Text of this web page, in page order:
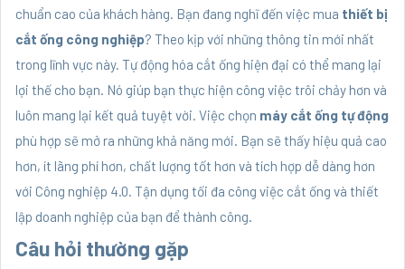
chuẩn cao của khách hàng. Bạn đang nghĩ đến việc mua thiết bị
cắt ống công nghiệp? Theo kịp với những thông tin mới nhất
trong lĩnh vực này. Tự động hóa cắt ống hiện đại có thể mang lại
lợi thế cho bạn. Nó giúp bạn thực hiện công việc trôi chảy hơn và
luôn mang lại kết quả tuyệt vời. Việc chọn máy cắt ống tự động
phù hợp sẽ mở ra những khả năng mới. Bạn sẽ thấy hiệu quả cao
hơn, ít lãng phí hơn, chất lượng tốt hơn và tích hợp dễ dàng hơn
với Công nghiệp 4.0. Tận dụng tối đa công việc cắt ống và thiết
lập doanh nghiệp của bạn để thành công.
Câu hỏi thường gặp